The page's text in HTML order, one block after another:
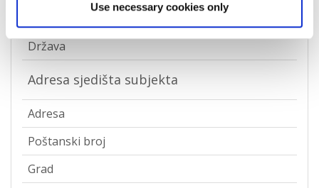
Use necessary cookies only
Država
Adresa sjedišta subjekta
Adresa
Poštanski broj
Grad